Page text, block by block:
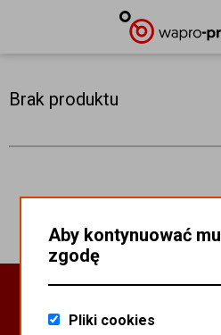
Brak produktu
PROGRAMY WAPRO ERP
Aby kontynuować
zgodę
Pliki cookies